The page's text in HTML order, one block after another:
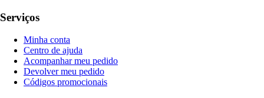
Serviços
Minha conta
Centro de ajuda
Acompanhar meu pedido
Devolver meu pedido
Códigos promocionais